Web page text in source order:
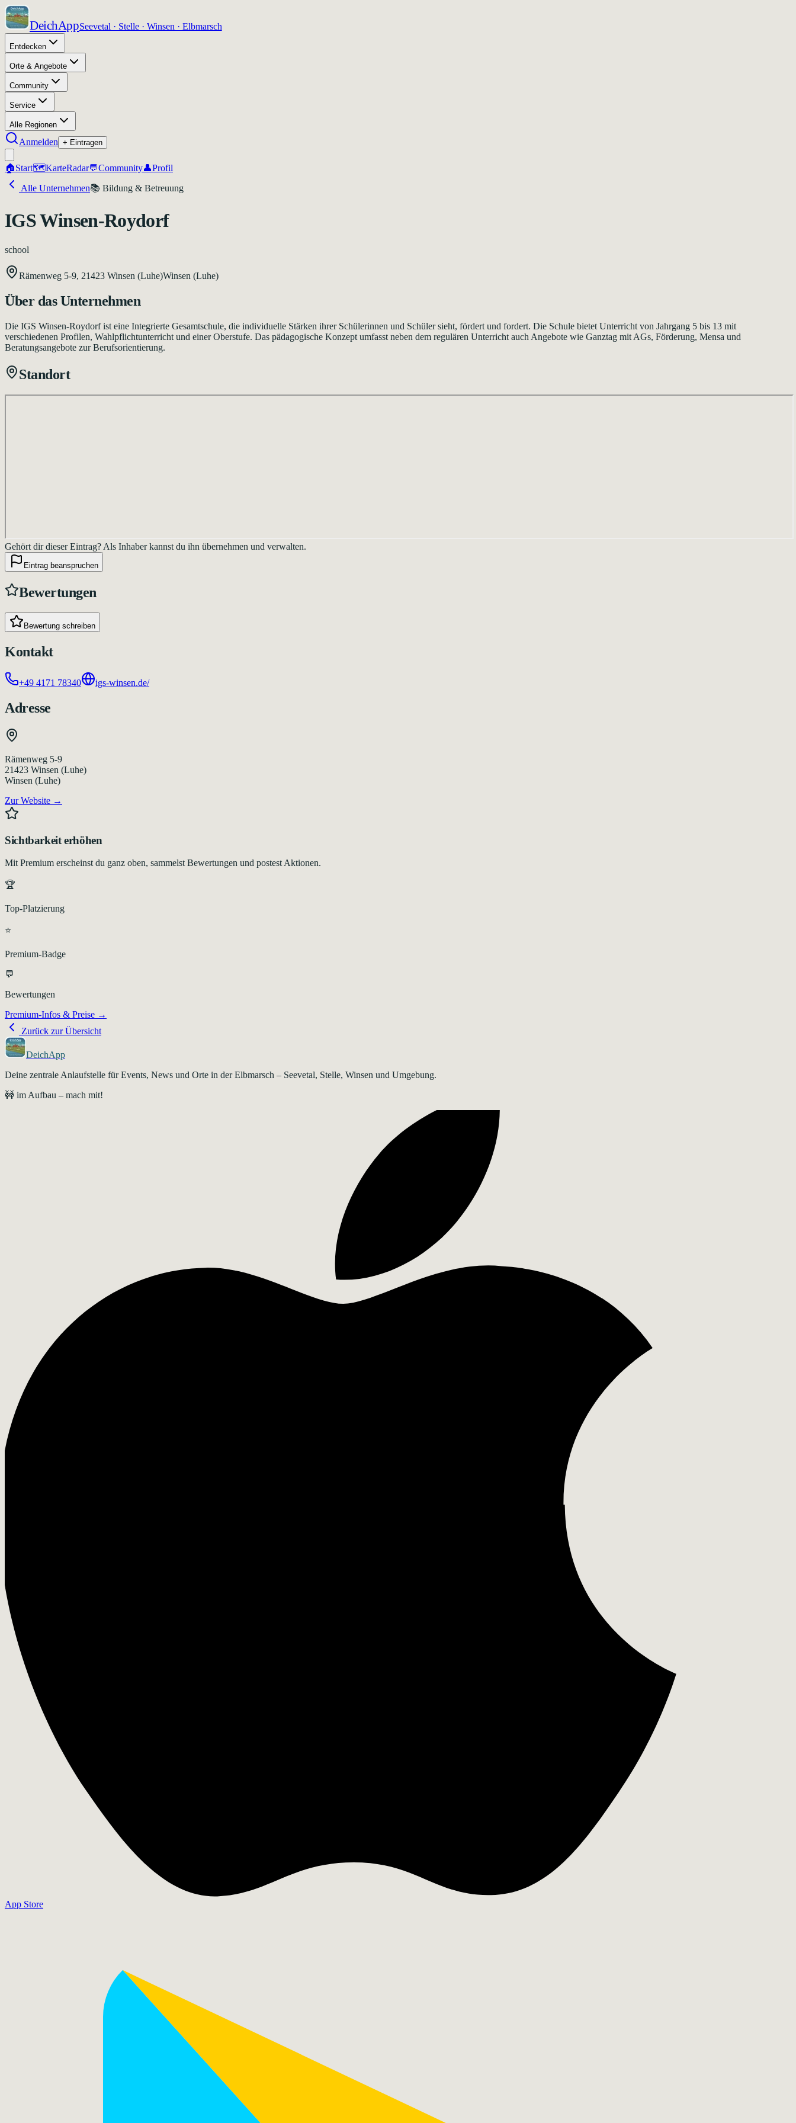
DeichAppSeevetal · Stelle · Winsen · Elbmarsch
Entdecken
Orte & Angebote
Community
Service
Alle Regionen
Anmelden + Eintragen
🏠Start🗺️KarteRadar💬Community👤Profil
Alle Unternehmen📚 Bildung & Betreuung
IGS Winsen-Roydorf
school
Rämenweg 5-9, 21423 Winsen (Luhe)Winsen (Luhe)
Über das Unternehmen
Die IGS Winsen-Roydorf ist eine Integrierte Gesamtschule, die individuelle Stärken ihrer Schülerinnen und Schüler sieht, fördert und fordert. Die Schule bietet Unterricht von Jahrgang 5 bis 13 mit
verschiedenen Profilen, Wahlpflichtunterricht und einer Oberstufe. Das pädagogische Konzept umfasst neben dem regulären Unterricht auch Angebote wie Ganztag mit AGs, Förderung, Mensa und
Beratungsangebote zur Berufsorientierung.
Standort
Gehört dir dieser Eintrag? Als Inhaber kannst du ihn übernehmen und verwalten.
Eintrag beanspruchen
Bewertungen
Bewertung schreiben
Kontakt
+49 4171 78340 igs-winsen.de/
Adresse
Rämenweg 5-9
21423 Winsen (Luhe)
Winsen (Luhe)
Zur Website →
Sichtbarkeit erhöhen
Mit Premium erscheinst du ganz oben, sammelst Bewertungen und postest Aktionen.
🏆
Top-Platzierung
⭐
Premium-Badge
💬
Bewertungen
Premium-Infos & Preise →
Zurück zur Übersicht
DeichApp
Deine zentrale Anlaufstelle für Events, News und Orte in der Elbmarsch – Seevetal, Stelle, Winsen und Umgebung.
🚧 im Aufbau – mach mit!
App Store